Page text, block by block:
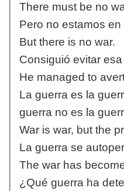
There must be no
Pero no estamos en
But there is no war.
Consiguió evitar
He managed to
La guerra es la
guerra no es la
War is war, but the
La guerra se
The war has
¿Qué guerra ha